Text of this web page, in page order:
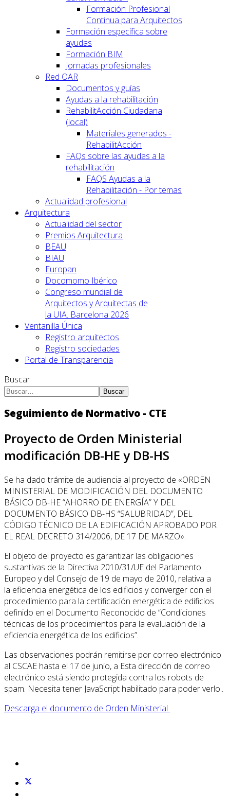
Formación Profesional
Continua para Arquitectos
Formación específica sobre
ayudas
Formación BIM
Jornadas profesionales
Red OAR
Documentos y guías
Ayudas a la rehabilitación
RehabilitAcción Ciudadana
(local)
Materiales generados -
RehabilitAcción
FAQs sobre las ayudas a la
rehabilitación
FAQS Ayudas a la
Rehabilitación - Por temas
Actualidad profesional
Arquitectura
Actualidad del sector
Premios Arquitectura
BEAU
BIAU
Europan
Docomomo Ibérico
Congreso mundial de
Arquitectos y Arquitectas de
la UIA. Barcelona 2026
Ventanilla Única
Registro arquitectos
Registro sociedades
Portal de Transparencia
Buscar
Buscar
Seguimiento de Normativo - CTE
Proyecto de Orden Ministerial
modificación DB-HE y DB-HS
Se ha dado trámite de audiencia al proyecto de «ORDEN
MINISTERIAL DE MODIFICACIÓN DEL DOCUMENTO
BÁSICO DB-HE “AHORRO DE ENERGÍA” Y DEL
DOCUMENTO BÁSICO DB-HS “SALUBRIDAD”, DEL
CÓDIGO TÉCNICO DE LA EDIFICACIÓN APROBADO POR
EL REAL DECRETO 314/2006, DE 17 DE MARZO».
El objeto del proyecto es garantizar las obligaciones
sustantivas de la Directiva 2010/31/UE del Parlamento
Europeo y del Consejo de 19 de mayo de 2010, relativa a
la eficiencia energética de los edificios y converger con el
procedimiento para la certificación energética de edificios
definido en el Documento Reconocido de “Condiciones
técnicas de los procedimientos para la evaluación de la
eficiencia energética de los edificios”.
Las observaciones podrán remitirse por correo electrónico
al CSCAE hasta el 17 de junio, a Esta dirección de correo
electrónico está siendo protegida contra los robots de
spam. Necesita tener JavaScript habilitado para poder verlo..
Descarga el documento de Orden Ministerial